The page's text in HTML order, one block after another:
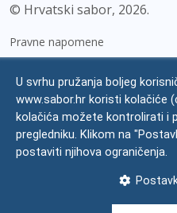
© Hrvatski sabor, 2026
Pravne napomene
Zaštita osobnih podataka
Impressum
Česta pitanja
U svrhu pružanja boljeg
www.sabor.hr koristi kolačiće
kolačića možete kontrolirati i
pregledniku. Klikom na
postaviti njihova ograničenja.